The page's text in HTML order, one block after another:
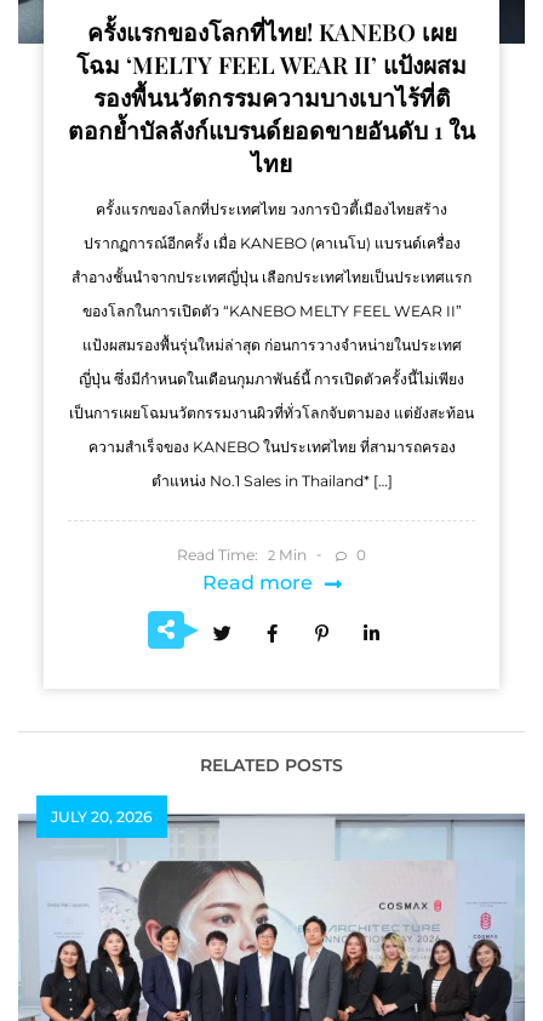
ครั้งแรกของโลกที่ไทย! KANEBO เผย
โฉม ‘MELTY FEEL WEAR II’ แป้งผสม
รองพื้นนวัตกรรมความบางเบาไร้ที่ติ
ตอกย้ำบัลลังก์แบรนด์ยอดขายอันดับ 1 ใน
ไทย
ครั้งแรกของโลกที่ประเทศไทย วงการบิวตี้เมืองไทยสร้าง
ปรากฏการณ์อีกครั้ง เมื่อ KANEBO (คาเนโบ) แบรนด์เครื่อง
สำอางชั้นนำจากประเทศญี่ปุ่น เลือกประเทศไทยเป็นประเทศแรก
ของโลกในการเปิดตัว “KANEBO MELTY FEEL WEAR II”
แป้งผสมรองพื้นรุ่นใหม่ล่าสุด ก่อนการวางจำหน่ายในประเทศ
ญี่ปุ่น ซึ่งมีกำหนดในเดือนกุมภาพันธ์นี้ การเปิดตัวครั้งนี้ไม่เพียง
เป็นการเผยโฉมนวัตกรรมงานผิวที่ทั่วโลกจับตามอง แต่ยังสะท้อน
ความสำเร็จของ KANEBO ในประเทศไทย ที่สามารถครอง
ตำแหน่ง No.1 Sales in Thailand* […]
Read Time: 2 Min 0
Read more
RELATED POSTS
JULY 20, 2026